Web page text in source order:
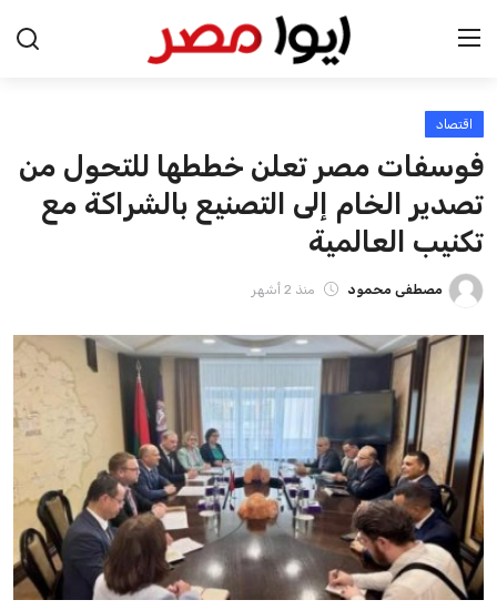
الرئيسية
اخبار مصر
عرب وعالم
اقتصاد
اخبار الرياضة
منوعات
فن وثقافة
علوم وتكنولوجيا
المرأة والجمال
اقتصاد
فوسفات مصر تعلن خططها للتحول من
تصدير الخام إلى التصنيع بالشراكة مع
تكنيب العالمية
مصطفى محمود منذ 2 أشهر